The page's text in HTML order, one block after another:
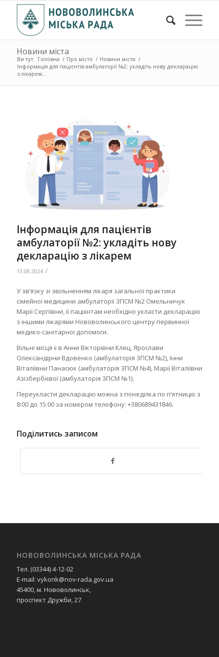
Новини міста
Ви тут: Головна / Про місто / Новини міста /
Інформація для пацієнтів амбулаторії №2: укладіть нову декларацію
з лікарем...
Інформація для пацієнтів
амбулаторії №2: укладіть нову
декларацію з лікарем
13.08.2024 /
У зв’язку зі звільненням лікаря загальної практики
сімейної медицини амбулаторії ЗПСМ №2 Омельничук
Марії Сергіївни, її пацієнтам необхідно укласти декларацію
з іншими лікарями Нововолинського центру первинної
медико-санітарної допомоги.
Вільні місця є в Анни Вікторівни Клец, Ярослави
Олександірни Вдовенко (амбулаторія ЗПСМ №2), Інни
Віталіївни Панасюк (амбулаторія ЗПСМ №4), Марії Віталіївни
Азізбербієвої (амбулаторія ЗПСМ №1).
Переукласти декларацію можна з понеділка по п’ятницю з
8:00 до 15:00 за номером телефону: +380689431846.
Поділитись записом
НОВОВОЛИНСЬКА МІСЬКА РАДА
Тел. (03344) 4-12-02
E-mail: vykonk@nov-rada.gov.ua
45400, м. Нововолинськ,
проспект Дружби, 27